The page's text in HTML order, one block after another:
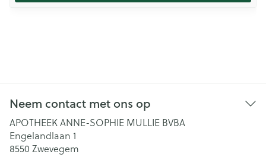
Neem contact met ons op
APOTHEEK ANNE-SOPHIE MULLIE BVBA
Engelandlaan 1
8550 Zwevegem